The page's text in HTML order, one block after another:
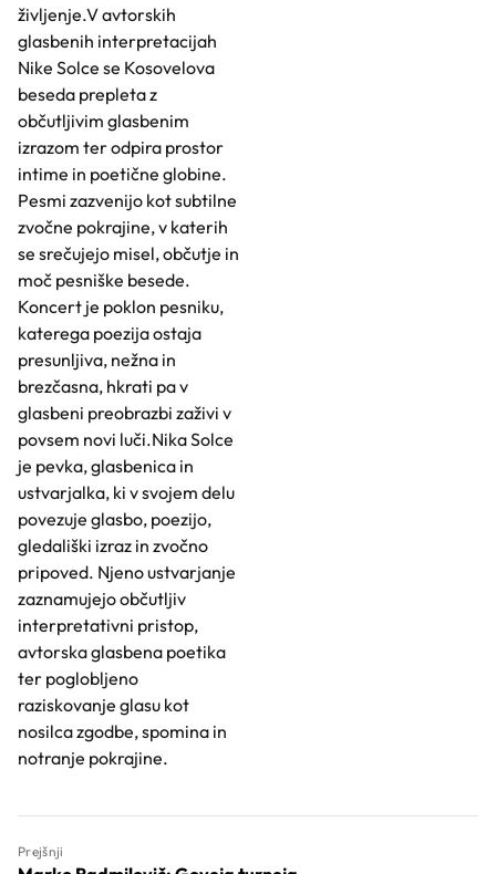
življenje.V avtorskih
glasbenih interpretacijah
Nike Solce se Kosovelova
beseda prepleta z
občutljivim glasbenim
izrazom ter odpira prostor
intime in poetične globine.
Pesmi zazvenijo kot subtilne
zvočne pokrajine, v katerih
se srečujejo misel, občutje in
moč pesniške besede.
Koncert je poklon pesniku,
katerega poezija ostaja
presunljiva, nežna in
brezčasna, hkrati pa v
glasbeni preobrazbi zaživi v
povsem novi luči.Nika Solce
je pevka, glasbenica in
ustvarjalka, ki v svojem delu
povezuje glasbo, poezijo,
gledališki izraz in zvočno
pripoved. Njeno ustvarjanje
zaznamujejo občutljiv
interpretativni pristop,
avtorska glasbena poetika
ter poglobljeno
raziskovanje glasu kot
nosilca zgodbe, spomina in
notranje pokrajine.
Prejšnji